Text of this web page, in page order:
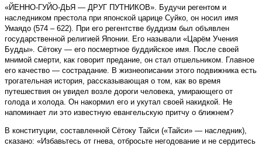
«ЙЕННО-ГУЙО-ДЬЯ — ДРУГ ПУТНИКОВ». Будучи регентом и
наследником престола при японской царице Суйко, он носил имя
Умаядо (574 – 622). При его регентстве буддизм был объявлен
государственной религией Японии. Его называли «Царём Учения
Будды». Сётоку — его посмертное буддийское имя. После своей
мнимой смерти, как говорит предание, он стал отшельником. Главное
его качество — сострадание. В жизнеописании этого подвижника есть
трогательная история, рассказывающая о том, как во время
путешествия он увидел возле дороги человека, умирающего от
голода и холода. Он накормил его и укутал своей накидкой. Не
напоминает ли это извест­ную евангельскую притчу о ближнем?
В конституции, составленной Сётоку Тайси («Тайси» — наследник),
сказано: «Избавьтесь от гнева, отбросьте негодование и не сердитесь